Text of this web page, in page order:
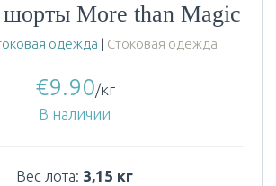
More than Magic
одежда | Стоковая одежда
€9.90/кг
В наличии
Вес лота: 3,15 кг